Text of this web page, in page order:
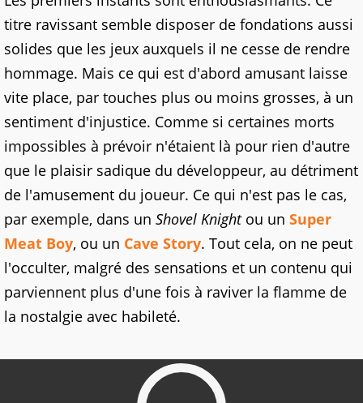
titre ravissant semble disposer de fondations aussi
solides que les jeux auxquels il ne cesse de rendre
hommage. Mais ce qui est d'abord amusant laisse
vite place, par touches plus ou moins grosses, à un
sentiment d'injustice. Comme si certaines morts
impossibles à prévoir n'étaient là pour rien d'autre
que le plaisir sadique du développeur, au détriment
de l'amusement du joueur. Ce qui n'est pas le cas,
par exemple, dans un Shovel Knightou un Super
Meat Boy, ou un Cave Story. Tout cela, on ne peut
l'occulter, malgré des sensations et un contenu qui
parviennent plus d'une fois à raviver la flamme de
la nostalgie avec habileté.